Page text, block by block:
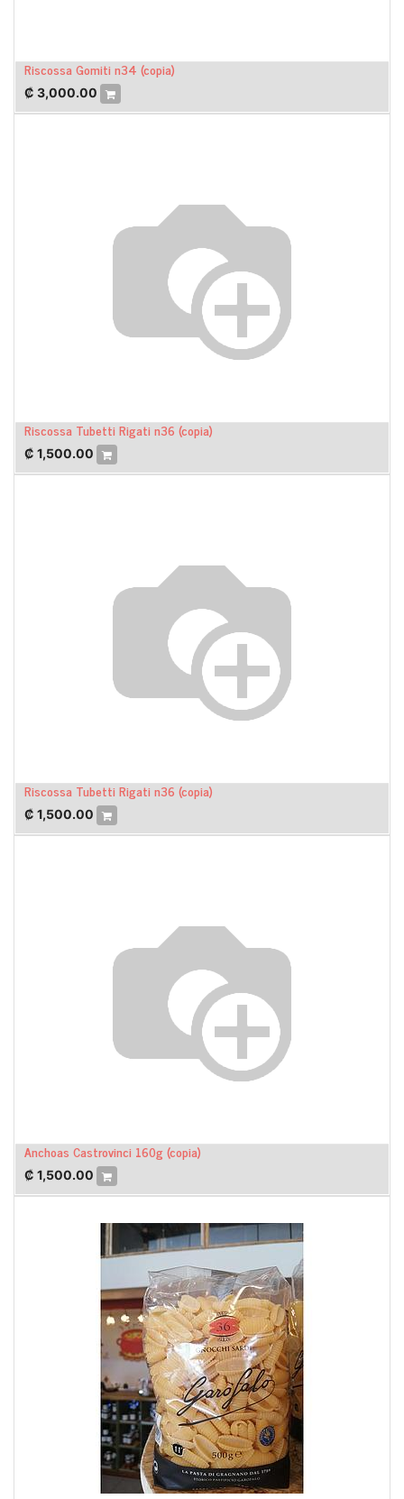
Riscossa Gomiti n34 (copia)
₡ 3,000.00
Riscossa Tubetti Rigati n36 (copia)
₡ 1,500.00
Riscossa Tubetti Rigati n36 (copia)
₡ 1,500.00
Anchoas Castrovinci 160g (copia)
₡ 1,500.00